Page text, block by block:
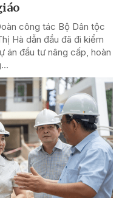
công tác Bộ Dân tộc
Hà dẫn đầu đã đi kiểm
đầu tư nâng cấp, hoàn